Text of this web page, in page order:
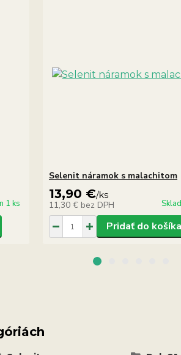
1 ks
Selenit náramok s malachitom
13,90 €/ks
11,30 € bez DPH
Pridať do košíka